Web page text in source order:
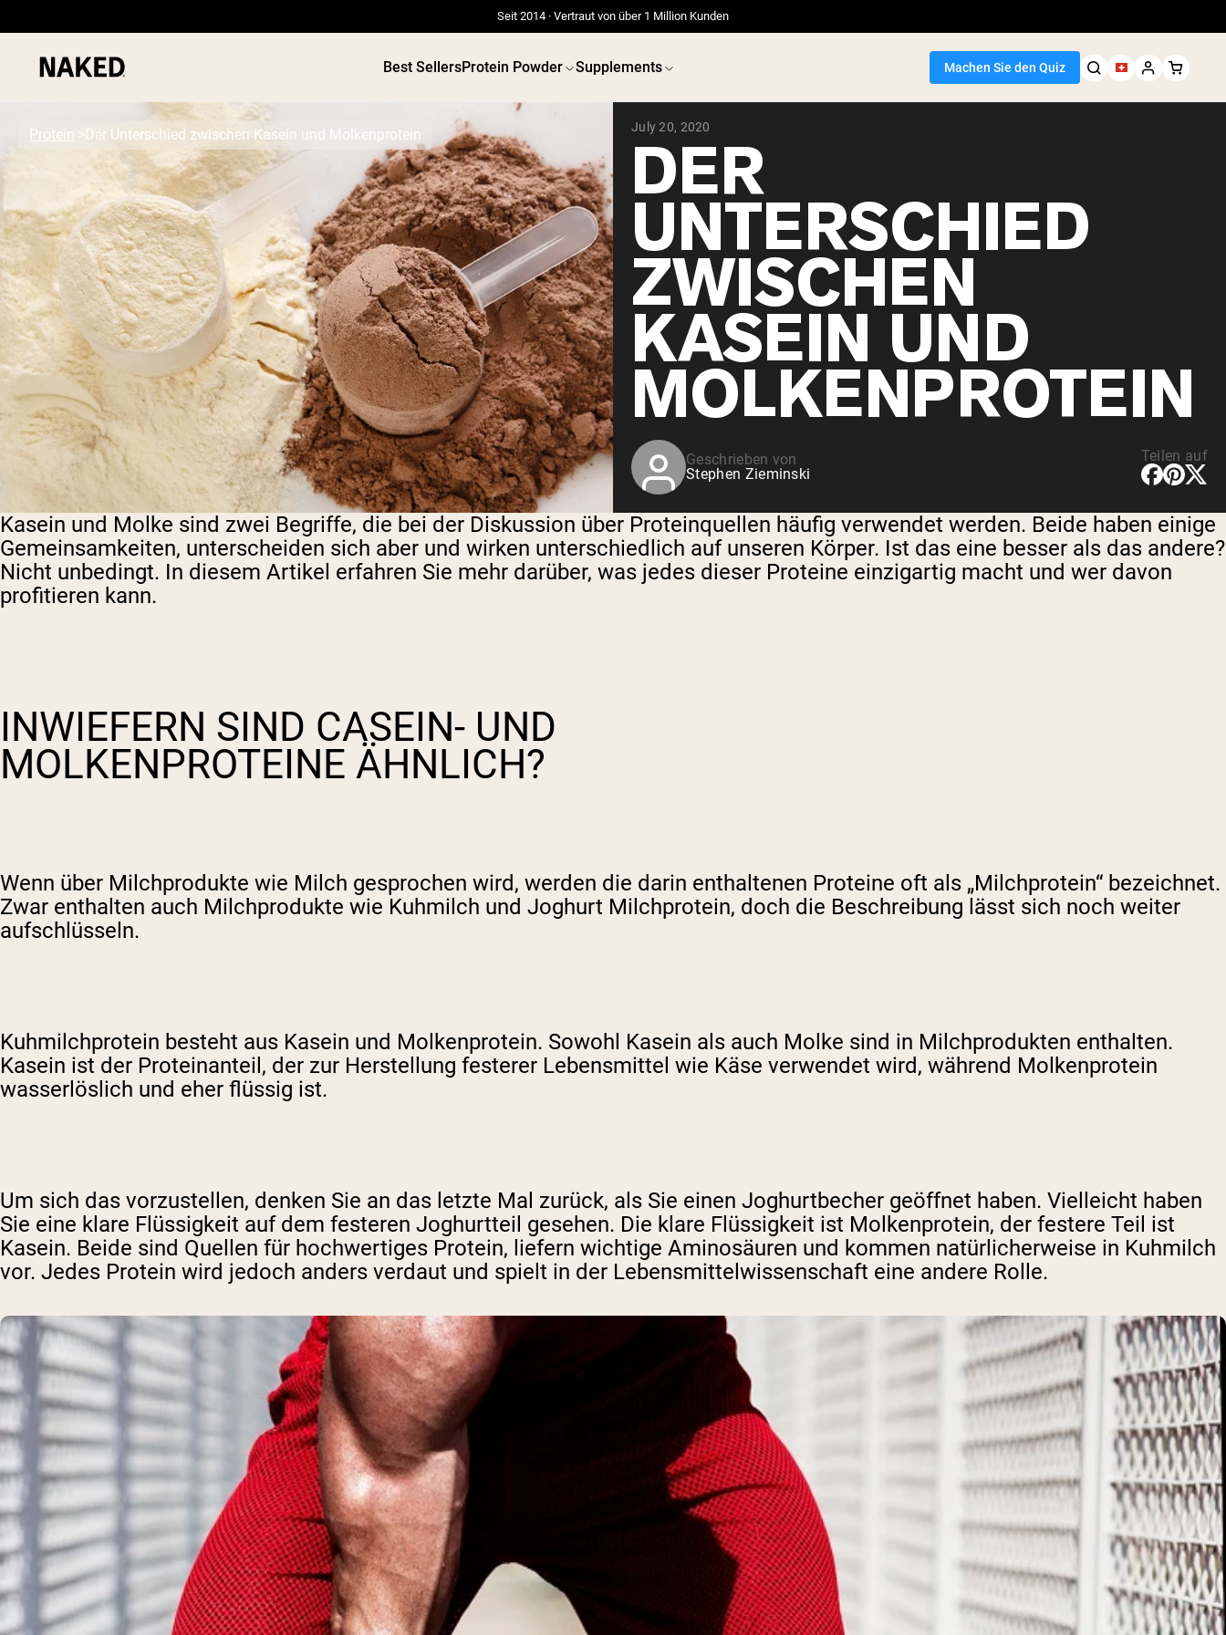
Seit 2014 · Vertraut von über 1 Million Kunden
Best SellersProtein Powder Supplements Machen Sie den Quiz
Beliebte Suchbegriffe
”Protein Powder“
”Overnight Oats“
”Vegan protein“
”Collagen“
”Micellar Casein“
Protein Der Unterschied zwischen Kasein und Molkenprotein July 20, 2020
DER
UNTERSCHIED
ZWISCHEN
KASEIN UND
MOLKENPROTEIN
Geschrieben von
Stephen Zieminski
Teilen auf
Kasein und Molke sind zwei Begriffe, die bei der Diskussion über Proteinquellen häufig verwendet werden. Beide haben einige
Gemeinsamkeiten, unterscheiden sich aber und wirken unterschiedlich auf unseren Körper. Ist das eine besser als das andere?
Nicht unbedingt. In diesem Artikel erfahren Sie mehr darüber, was jedes dieser Proteine ​​einzigartig macht und wer davon
profitieren kann.
INWIEFERN SIND CASEIN- UND
MOLKENPROTEINE ​​ÄHNLICH?
Wenn über Milchprodukte wie Milch gesprochen wird, werden die darin enthaltenen Proteine ​​oft als „Milchprotein“ bezeichnet.
Zwar enthalten auch Milchprodukte wie Kuhmilch und Joghurt Milchprotein, doch die Beschreibung lässt sich noch weiter
aufschlüsseln.
Kuhmilchprotein besteht aus Kasein und Molkenprotein. Sowohl Kasein als auch Molke sind in Milchprodukten enthalten.
Kasein ist der Proteinanteil, der zur Herstellung festerer Lebensmittel wie Käse verwendet wird, während Molkenprotein
wasserlöslich und eher flüssig ist.
Um sich das vorzustellen, denken Sie an das letzte Mal zurück, als Sie einen Joghurtbecher geöffnet haben. Vielleicht haben
Sie eine klare Flüssigkeit auf dem festeren Joghurtteil gesehen. Die klare Flüssigkeit ist Molkenprotein, der festere Teil ist
Kasein. Beide sind Quellen für hochwertiges Protein, liefern wichtige Aminosäuren und kommen natürlicherweise in Kuhmilch
vor. Jedes Protein wird jedoch anders verdaut und spielt in der Lebensmittelwissenschaft eine andere Rolle.